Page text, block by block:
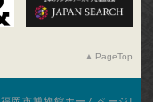
PageTop